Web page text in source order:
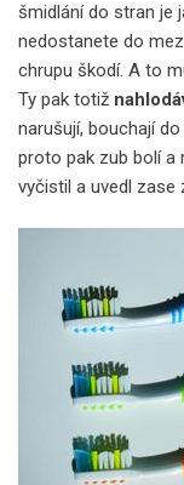
šmidlání do stran je
nedostanete do
chrupu škodí. A to
Ty pak totiž
narušují, bouchají
proto pak zub bolí a
vyčistil a uvedl zase